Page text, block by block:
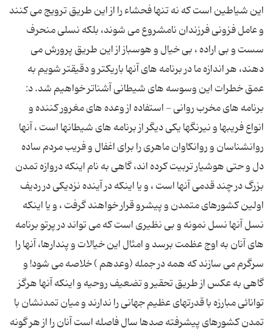
این شیاطین است که نه تنها فحشاء را از این طریق ترویج مى کنند
و عامل فزونى فرزندان نامشروع مى شوند، بلکه نسلى منحرف
سست و بى اراده ، بى خیال و هوسباز از این طریق پرورش مى
دهند، هر اندازه ما در برنامه هاى آنها باریکتر و دقیقتر شویم به
عمق خطرات این وسوسه هاى شیطانى آشناتر خواهیم شد. د:
برنامه هاى مخرب روانى - استفاده از وعده هاى مغرور کننده و
انواع فریبها و نیرنگها یکى دیگر از برنامه هاى شیطانها است ، آنها
روانشناسان و روانکاوان ماهرى را براى اغفال و فریب مردم ساده
دل و حتى هوشیار تربیت کرده اند، گاهى به نام اینکه دروازه تمدن
بزرگ در چند قدمى آنها است ، و یا اینکه در آینده نزدیکى در ردیف
اولین کشورهاى متمدن و پیشرو قرار خواهند گرفت ، و یا اینکه
نسل آنها نسل نمونه و بى نظیرى است که مى تواند در پرتو برنامه
هاى آنان به اوج عظمت برسد و امثال این خیالات و پندارها، آنها را
سرگرم مى سازند که همه در جمله (وعدهم ) خلاصه مى شود! و
گاهى به عکس از طریق تحقیر و تضعیف روحیه و اینکه آنها هرگز
توانائى مبارزه با قدرتهاى عظیم جهانى را ندارند و میان تمدنشان با
تمدن کشورهاى پیشرفته صدها سال فاصله است آنان را از هر گونه